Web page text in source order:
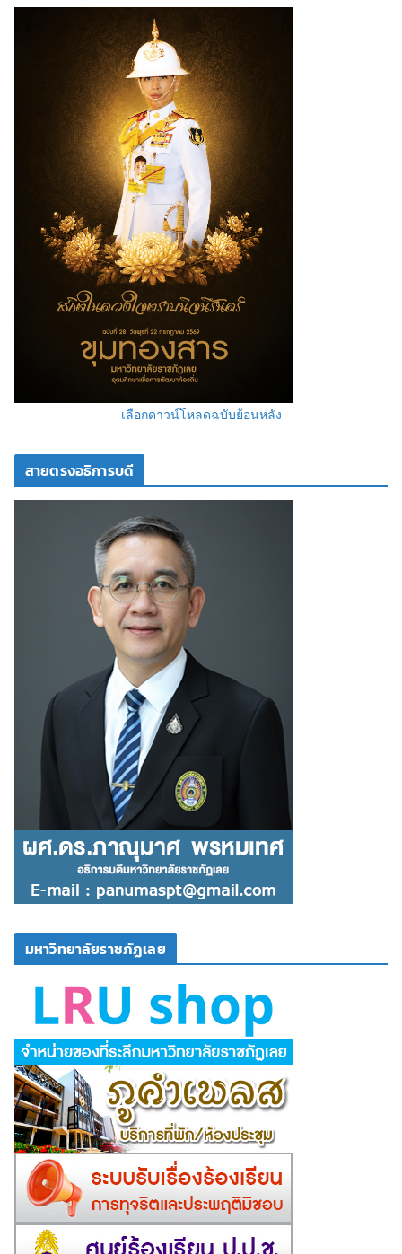
เลือกดาวน์โหลดฉบับย้อนหลัง
สายตรงอธิการบดี
มหาวิทยาลัยราชภัฏเลย